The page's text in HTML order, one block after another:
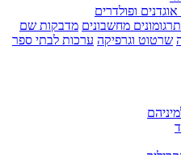
ופולדרים
תרגומונים מחשבונים מדבקות שם
שרטוט וגרפיקה ערכות לבתי ספר